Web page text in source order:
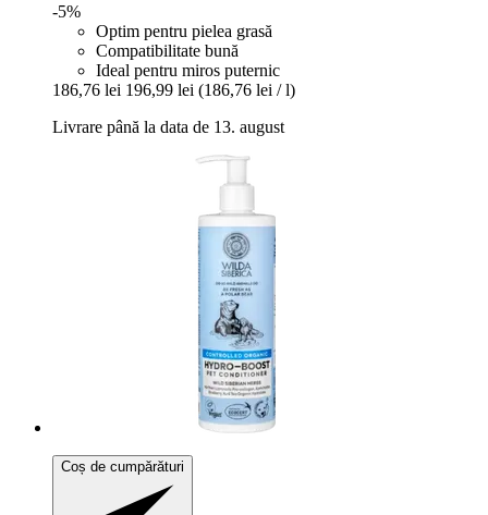
-5%
Optim pentru pielea grasă
Compatibilitate bună
Ideal pentru miros puternic
186,76 lei 196,99 lei (186,76 lei / l)
Livrare până la data de 13. august
Coș de cumpărături